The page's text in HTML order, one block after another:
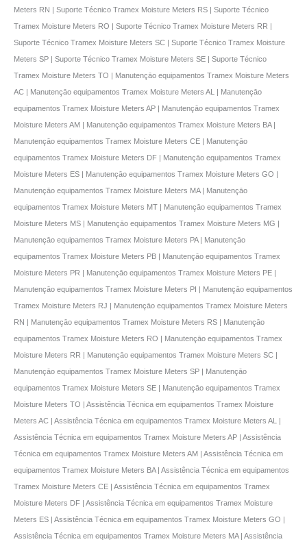
Meters RN | Suporte Técnico Tramex Moisture Meters RS | Suporte Técnico
Tramex Moisture Meters RO | Suporte Técnico Tramex Moisture Meters RR |
Suporte Técnico Tramex Moisture Meters SC | Suporte Técnico Tramex Moisture
Meters SP | Suporte Técnico Tramex Moisture Meters SE | Suporte Técnico
Tramex Moisture Meters TO | Manutençāo equipamentos Tramex Moisture Meters
AC | Manutençāo equipamentos Tramex Moisture Meters AL | Manutençāo
equipamentos Tramex Moisture Meters AP | Manutençāo equipamentos Tramex
Moisture Meters AM | Manutençāo equipamentos Tramex Moisture Meters BA |
Manutençāo equipamentos Tramex Moisture Meters CE | Manutençāo
equipamentos Tramex Moisture Meters DF | Manutençāo equipamentos Tramex
Moisture Meters ES | Manutençāo equipamentos Tramex Moisture Meters GO |
Manutençāo equipamentos Tramex Moisture Meters MA | Manutençāo
equipamentos Tramex Moisture Meters MT | Manutençāo equipamentos Tramex
Moisture Meters MS | Manutençāo equipamentos Tramex Moisture Meters MG |
Manutençāo equipamentos Tramex Moisture Meters PA | Manutençāo
equipamentos Tramex Moisture Meters PB | Manutençāo equipamentos Tramex
Moisture Meters PR | Manutençāo equipamentos Tramex Moisture Meters PE |
Manutençāo equipamentos Tramex Moisture Meters PI | Manutençāo equipamentos
Tramex Moisture Meters RJ | Manutençāo equipamentos Tramex Moisture Meters
RN | Manutençāo equipamentos Tramex Moisture Meters RS | Manutençāo
equipamentos Tramex Moisture Meters RO | Manutençāo equipamentos Tramex
Moisture Meters RR | Manutençāo equipamentos Tramex Moisture Meters SC |
Manutençāo equipamentos Tramex Moisture Meters SP | Manutençāo
equipamentos Tramex Moisture Meters SE | Manutençāo equipamentos Tramex
Moisture Meters TO | Assistência Técnica em equipamentos Tramex Moisture
Meters AC | Assistência Técnica em equipamentos Tramex Moisture Meters AL |
Assistência Técnica em equipamentos Tramex Moisture Meters AP | Assistência
Técnica em equipamentos Tramex Moisture Meters AM | Assistência Técnica em
equipamentos Tramex Moisture Meters BA | Assistência Técnica em equipamentos
Tramex Moisture Meters CE | Assistência Técnica em equipamentos Tramex
Moisture Meters DF | Assistência Técnica em equipamentos Tramex Moisture
Meters ES | Assistência Técnica em equipamentos Tramex Moisture Meters GO |
Assistência Técnica em equipamentos Tramex Moisture Meters MA | Assistência